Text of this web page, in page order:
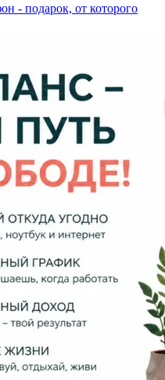
- подарок, от которого